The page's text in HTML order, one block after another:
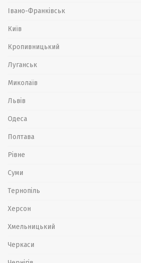
Івано-Франківськ
Київ
Кропивницький
Луганськ
Миколаїв
Львів
Одеса
Полтава
Рівне
Суми
Тернопіль
Херсон
Хмельницький
Черкаси